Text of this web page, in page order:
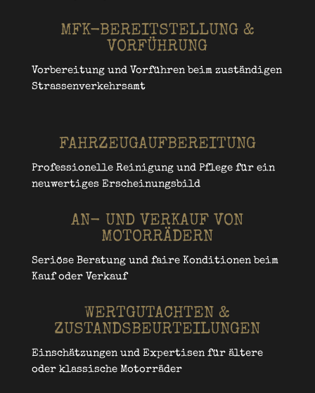
MFK-BEREITSTELLUNG &
VORFÜHRUNG
Vorbereitung und Vorführen beim zuständigen
Strassenverkehrsamt
FAHRZEUGAUFBEREITUNG
Professionelle Reinigung und Pflege für ein
neuwertiges Erscheinungsbild
AN- UND VERKAUF VON
MOTORRÄDERN
Seriöse Beratung und faire Konditionen beim
Kauf oder Verkauf
WERTGUTACHTEN &
ZUSTANDSBEURTEILUNGEN
Einschätzungen und Expertisen für ältere
oder klassische Motorräder